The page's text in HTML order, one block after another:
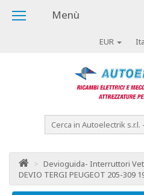
EUR
Menù
> Devioguida- Interruttori
DEVIO TERGI PEUGEOT 205-309